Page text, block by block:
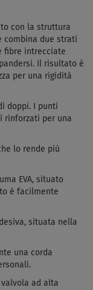
con la struttura
combina due strati
fibre intrecciate
Il risultato è
per una rigidità
doppi. I punti
rinforzati per una
lo rende più
EVA, situato
è facilmente
situata nella
una corda
valvola ad alta